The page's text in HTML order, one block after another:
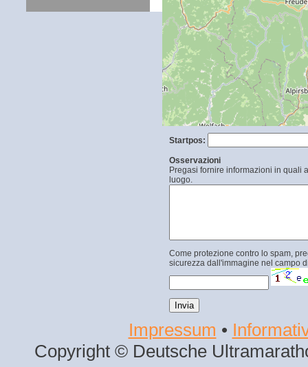
Startpos:
Osservazioni
Pregasi fornire informazioni in quali
luogo.
Come protezione contro lo spam,
sicurezza dall'immagine nel campo
Impressum •
Copyright © Deutsche